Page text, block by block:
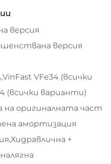
версия
версия
VFe34 (всички
(всички варианти)
на оригиналната част
амортизация
+